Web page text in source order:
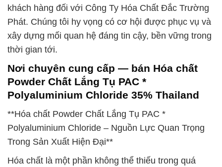
khách hàng đối với Công Ty Hóa Chất Đắc Trường
Phát. Chúng tôi hy vọng có cơ hội được phục vụ và
xây dựng mối quan hệ đáng tin cậy, bền vững trong
thời gian tới.
Nơi chuyên cung cấp — bán Hóa chất
Powder Chất Lắng Tụ PAC *
Polyaluminium Chloride 35% Thailand
**Hóa chất Powder Chất Lắng Tụ PAC *
Polyaluminium Chloride – Nguồn Lực Quan Trọng
Trong Sản Xuất Hiện Đại**
Hóa chất là một phần không thể thiếu trong quá